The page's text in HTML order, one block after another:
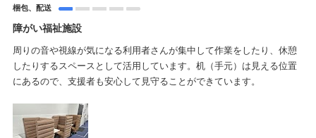
梱包、配送
障がい福祉施設
周りの音や視線が気になる利用者さんが集中して作業をしたり、休憩
したりするスペースとして活用しています。机（手元）は見える位置
にあるので、支援者も安心して見守ることができています。